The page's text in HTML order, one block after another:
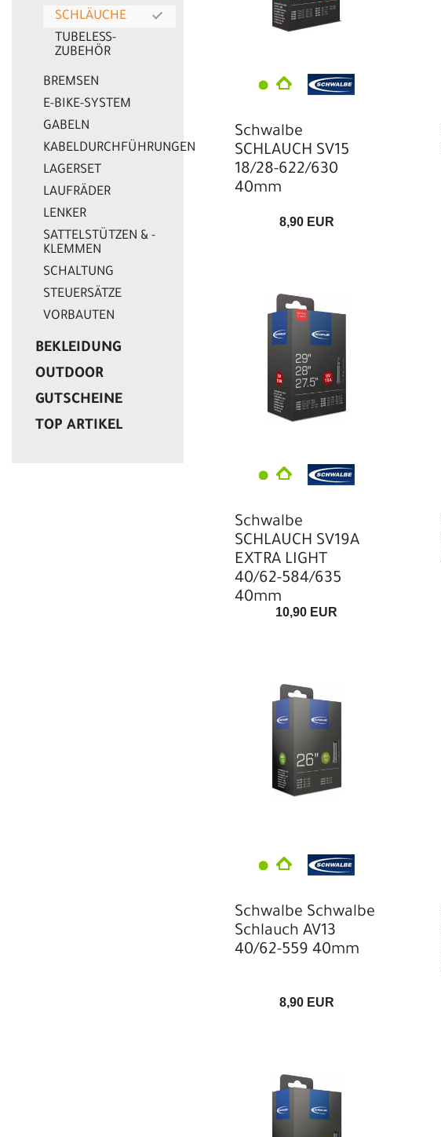
SCHLÄUCHE
TUBELESS-
ZUBEHÖR
BREMSEN
E-BIKE-SYSTEM
GABELN
KABELDURCHFÜHRUNGEN
LAGERSET
LAUFRÄDER
LENKER
SATTELSTÜTZEN & -
KLEMMEN
SCHALTUNG
STEUERSÄTZE
VORBAUTEN
BEKLEIDUNG
OUTDOOR
GUTSCHEINE
TOP ARTIKEL
Schwalbe
SCHLAUCH SV15
18/28-622/630
40mm
8,90 EUR
Schwalbe
SCHLAUCH SV19A
EXTRA LIGHT
40/62-584/635
40mm
10,90 EUR
Schwalbe Schwalbe
Schlauch AV13
40/62-559 40mm
8,90 EUR